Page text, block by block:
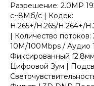
Разрешение: 2.0MP
с~8Мб/с | Кодек:
H.265+/H.265/H.264+/
| Количество
10M/100Mbps / Аудио
Фиксированный
Цифровой Зум |